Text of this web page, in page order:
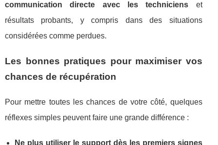
communication directe avec les techniciens et
résultats probants, y compris dans des situations
considérées comme perdues.
Les bonnes pratiques pour maximiser vos
chances de récupération
Pour mettre toutes les chances de votre côté, quelques
réflexes simples peuvent faire une grande différence :
Ne plus utiliser le support dès les premiers signes